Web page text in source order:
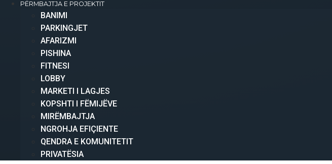
PËRMBAJTJA E PROJEKTIT
BANIMI​
PARKINGJET
AFARIZMI​
PISHINA
FITNESI
LOBBY
MARKETI I LAGJES
KOPSHTI I FËMIJËVE
MIRËMBAJTJA
NGROHJA EFIÇIENTE
QENDRA E KOMUNITETIT
PRIVATËSIA